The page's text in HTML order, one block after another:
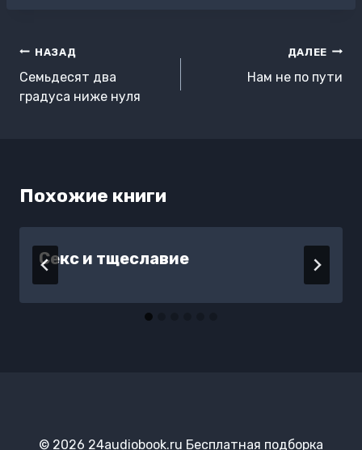
Навигация
по
записям
НАЗАД
Семьдесят два
градуса ниже нуля
ДАЛЕЕ
Нам не по пути
Похожие книги
Секс и тщеславие
© 2026 24audiobook.ru Бесплатная подборка